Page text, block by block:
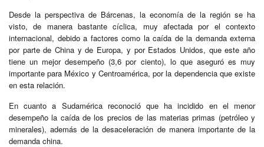
Desde la perspectiva de Bárcenas, la economía de la región se ha
visto, de manera bastante cíclica, muy afectada por el contexto
internacional, debido a factores como la caída de la demanda externa
por parte de China y de Europa, y por Estados Unidos, que este año
tiene un mejor desempeño (3,6 por ciento), lo que aseguró es muy
importante para México y Centroamérica, por la dependencia que existe
en esta relación.
En cuanto a Sudamérica reconoció que ha incidido en el menor
desempeño la caída de los precios de las materias primas (petróleo y
minerales), además de la desaceleración de manera importante de la
demanda china.